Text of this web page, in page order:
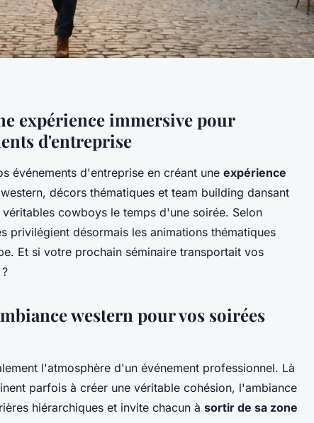
expérience immersive pour
d'entreprise
événements d'entreprise en créant une expérience
décors thématiques et team building dansant
cowboys le temps d'une soirée. Selon
privilégient désormais les animations thématiques
Et si votre prochain séminaire transportait vos
western pour vos soirées
l'atmosphère d'un événement professionnel. Là
parfois à créer une véritable cohésion, l'ambiance
hiérarchiques et invite chacun à sortir de sa zone